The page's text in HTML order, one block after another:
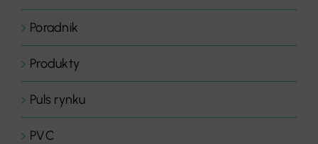
Poradnik
Produkty
Puls rynku
PVC